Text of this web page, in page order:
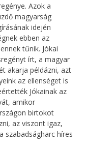
Azok a
magyarság
idején
ebben az
tűnik. Jókai
írt, a magyar
akarja példázni, azt
az ellenséget is
Jókainak az
amikor
birtokot
az viszont igaz,
szabadságharc híres